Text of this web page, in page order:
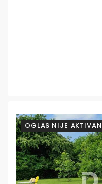
OGLAS NIJE AKTIVAN